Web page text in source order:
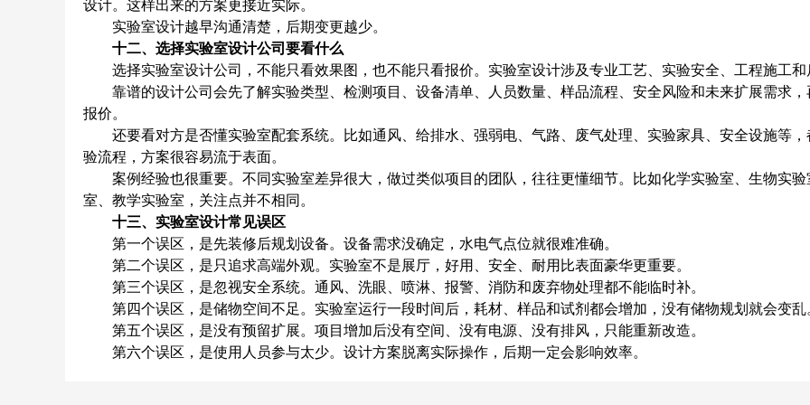
设计。这样出来的方案更接近实际。
实验室设计越早沟通清楚，后期变更越少。
十二、选择实验室设计公司要看什么
选择实验室设计公司，不能只看效果图，也不能只看报价。实验室设计涉及专业工艺、实验安全、工程施工和
靠谱的设计公司会先了解实验类型、检测项目、设备清单、人员数量、样品流程、安全风险和未来扩展需求，
报价。
还要看对方是否懂实验室配套系统。比如通风、给排水、强弱电、气路、废气处理、实验家具、安全设施等，
验流程，方案很容易流于表面。
案例经验也很重要。不同实验室差异很大，做过类似项目的团队，往往更懂细节。比如化学实验室、生物实验
室、教学实验室，关注点并不相同。
十三、实验室设计常见误区
第一个误区，是先装修后规划设备。设备需求没确定，水电气点位就很难准确。
第二个误区，是只追求高端外观。实验室不是展厅，好用、安全、耐用比表面豪华更重要。
第三个误区，是忽视安全系统。通风、洗眼、喷淋、报警、消防和废弃物处理都不能临时补。
第四个误区，是储物空间不足。实验室运行一段时间后，耗材、样品和试剂都会增加，没有储物规划就会变乱
第五个误区，是没有预留扩展。项目增加后没有空间、没有电源、没有排风，只能重新改造。
第六个误区，是使用人员参与太少。设计方案脱离实际操作，后期一定会影响效率。